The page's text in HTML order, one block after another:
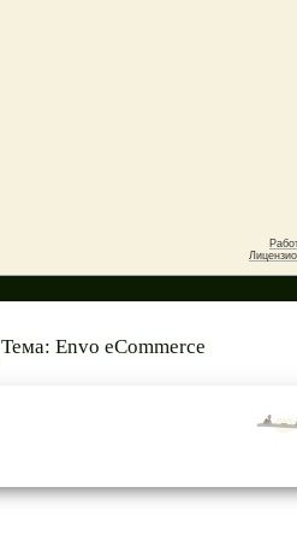
Тема: Envo eCommerce